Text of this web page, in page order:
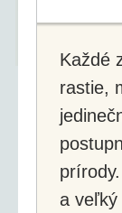
Každé
rastie,
a veľký